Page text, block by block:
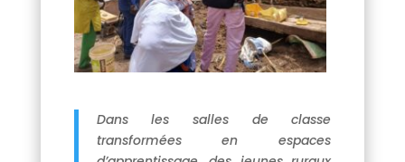
Dans les salles de classe
transformées en espaces